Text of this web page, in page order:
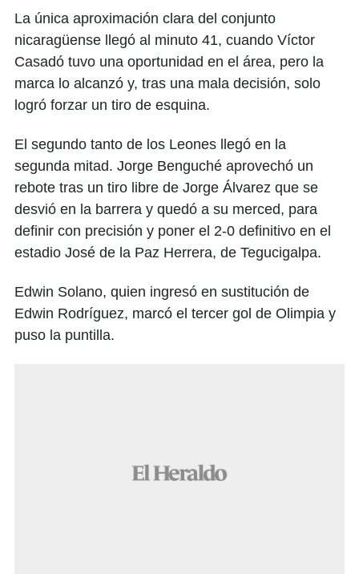
50
seconds
La única aproximación clara del conjunto
nicaragüense llegó al minuto 41, cuando Víctor
Casadó tuvo una oportunidad en el área, pero la
marca lo alcanzó y, tras una mala decisión, solo
logró forzar un tiro de esquina.
El segundo tanto de los Leones llegó en la
segunda mitad. Jorge Benguché aprovechó un
rebote tras un tiro libre de Jorge Álvarez que se
desvió en la barrera y quedó a su merced, para
definir con precisión y poner el 2-0 definitivo en el
estadio José de la Paz Herrera, de Tegucigalpa.
Edwin Solano, quien ingresó en sustitución de
Edwin Rodríguez, marcó el tercer gol de Olimpia y
puso la puntilla.